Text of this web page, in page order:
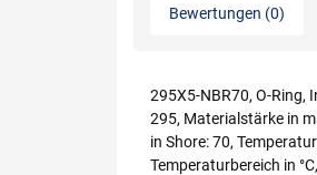
Bewertungen (0)
295X5-NBR70, O-Ring,
295, Materialstärke in
in Shore: 70,
Temperaturbereich in